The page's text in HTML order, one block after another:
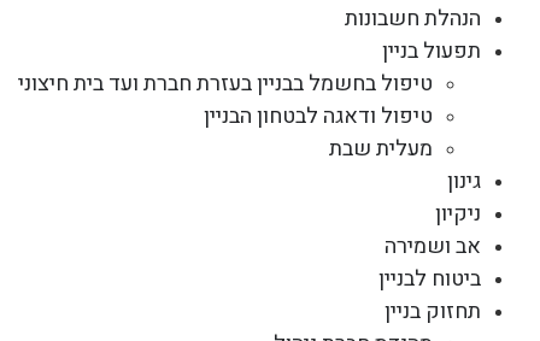
הנהלת חשבונות
תפעול בניין
טיפול בחשמל בבניין בעזרת חברת ועד בית חיצוני
טיפול ודאגה לבטחון הבניין
מעלית שבת
גינון
ניקיון
אב ושמירה
ביטוח לבניין
תחזוק בניין